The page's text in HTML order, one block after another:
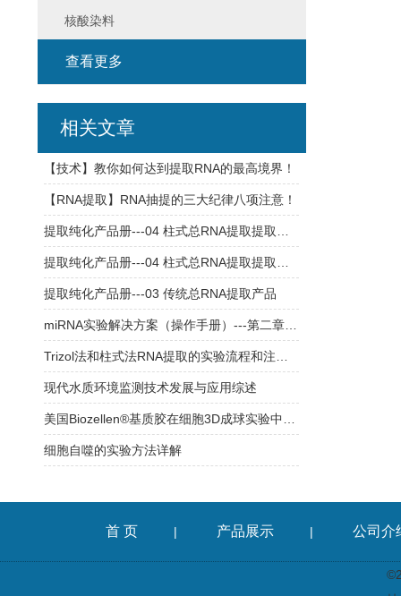
核酸染料
查看更多
相关文章
【技术】教你如何达到提取RNA的最高境界！
【RNA提取】RNA抽提的三大纪律八项注意！
提取纯化产品册---03 传统总RNA提取产品
现代水质环境监测技术发展与应用综述
细胞自噬的实验方法详解
首 页 | 产品展示 | 公司介